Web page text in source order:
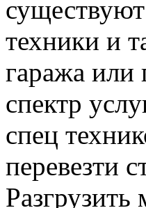
техники и
гаража или
спектр
спец
перевезти
Разгрузить